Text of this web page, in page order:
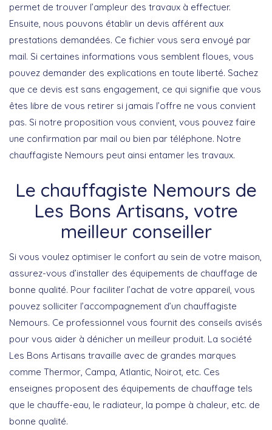
permet de trouver l’ampleur des travaux à effectuer.
Ensuite, nous pouvons établir un devis afférent aux
prestations demandées. Ce fichier vous sera envoyé par
mail. Si certaines informations vous semblent floues, vous
pouvez demander des explications en toute liberté. Sachez
que ce devis est sans engagement, ce qui signifie que vous
êtes libre de vous retirer si jamais l’offre ne vous convient
pas. Si notre proposition vous convient, vous pouvez faire
une confirmation par mail ou bien par téléphone. Notre
chauffagiste Nemours peut ainsi entamer les travaux.
Le chauffagiste Nemours de
Les Bons Artisans, votre
meilleur conseiller
Si vous voulez optimiser le confort au sein de votre maison,
assurez-vous d’installer des équipements de chauffage de
bonne qualité. Pour faciliter l’achat de votre appareil, vous
pouvez solliciter l’accompagnement d’un chauffagiste
Nemours. Ce professionnel vous fournit des conseils avisés
pour vous aider à dénicher un meilleur produit. La société
Les Bons Artisans travaille avec de grandes marques
comme Thermor, Campa, Atlantic, Noirot, etc. Ces
enseignes proposent des équipements de chauffage tels
que le chauffe-eau, le radiateur, la pompe à chaleur, etc. de
bonne qualité.